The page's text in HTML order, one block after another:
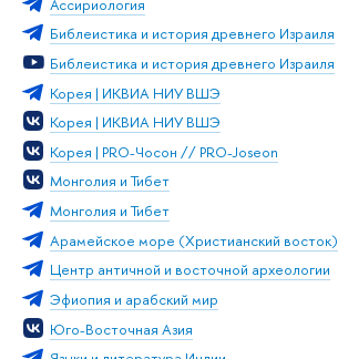
Ассириология
Библеистика и история древнего Израиля
Библеистика и история древнего Израиля
Корея | ИКВИА НИУ ВШЭ
Корея | ИКВИА НИУ ВШЭ
Корея | PRO-Чосон // PRO-Joseon
Монголия и Тибет
Монголия и Тибет
Арамейское море (Христианский восток)
Центр античной и восточной археологии
Эфиопия и арабский мир
Юго-Восточная Азия